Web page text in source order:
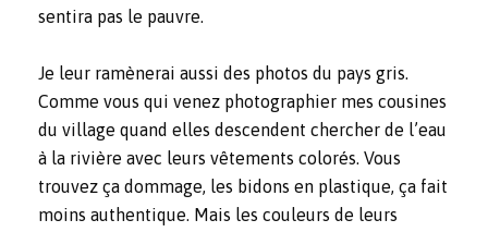
sentira pas le pauvre.
Je leur ramènerai aussi des photos du pays gris.
Comme vous qui venez photographier mes cousines
du village quand elles descendent chercher de l’eau
à la rivière avec leurs vêtements colorés. Vous
trouvez ça dommage, les bidons en plastique, ça fait
moins authentique. Mais les couleurs de leurs